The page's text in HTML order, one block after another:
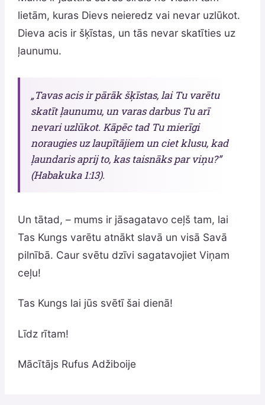
lietām, kuras Dievs neieredz vai nevar uzlūkot.
Dieva acis ir šķīstas, un tās nevar skatīties uz
ļaunumu.
„Tavas acis ir pārāk šķīstas, lai Tu varētu
skatīt ļaunumu, un varas darbus Tu arī
nevari uzlūkot. Kāpēc tad Tu mierīgi
noraugies uz laupītājiem un ciet klusu, kad
ļaundaris aprij to, kas taisnāks par viņu?”
(Habakuka 1:13).
Un tātad, – mums ir jāsagatavo ceļš tam, lai
Tas Kungs varētu atnākt slavā un visā Savā
pilnībā. Caur svētu dzīvi sagatavojiet Viņam
ceļu!
Tas Kungs lai jūs svētī šai dienā!
Līdz rītam!
Mācītājs Rufus Adžiboije